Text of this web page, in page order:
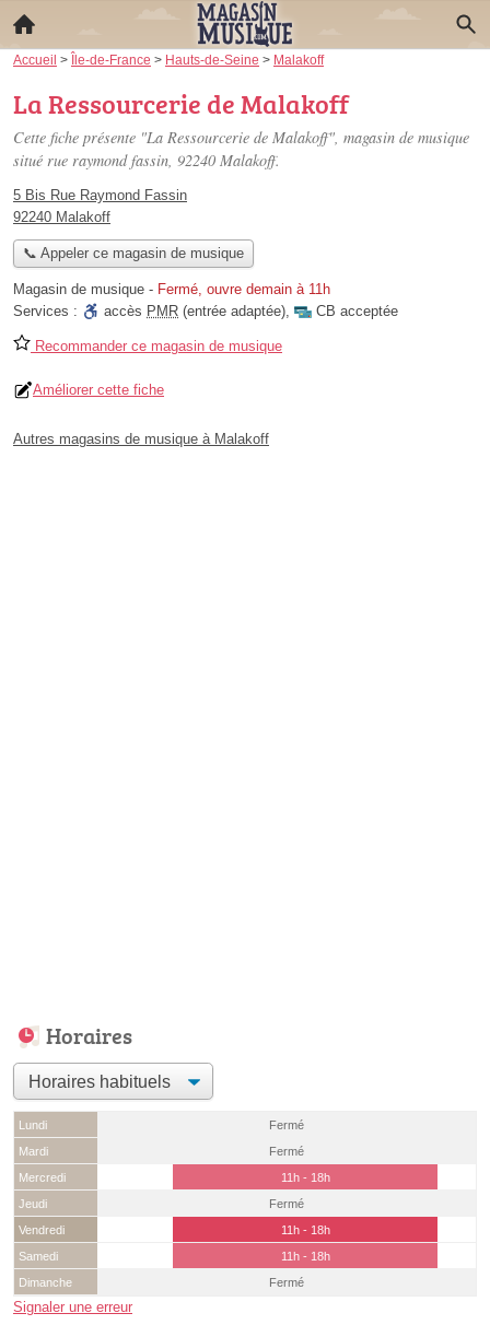
Accueil > Île-de-France > Hauts-de-Seine > Malakoff
La Ressourcerie de Malakoff
Cette fiche présente "La Ressourcerie de Malakoff", magasin de musique
situé rue raymond fassin, 92240 Malakoff.
5 Bis Rue Raymond Fassin
92240 Malakoff
📞 Appeler ce magasin de musique
Magasin de musique - Fermé, ouvre demain à 11h
Services :
accès PMR (entrée adaptée), CB acceptée
Recommander ce magasin de musique
Améliorer cette fiche
Autres magasins de musique à Malakoff
Horaires
Lundi
Fermé
Mardi
Fermé
Mercredi
11h - 18h
Jeudi
Fermé
Vendredi
11h - 18h
Samedi
11h - 18h
Dimanche
Fermé
Signaler une erreur